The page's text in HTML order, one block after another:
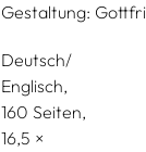
Gestaltung:
Deutsch/
Englisch
160 Seiten,
16,5